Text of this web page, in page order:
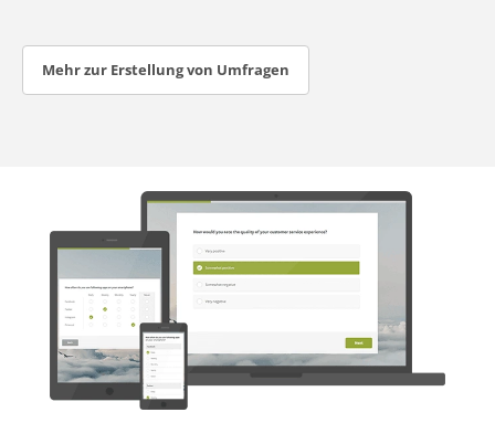
Mehr zur Erstellung von Umfragen